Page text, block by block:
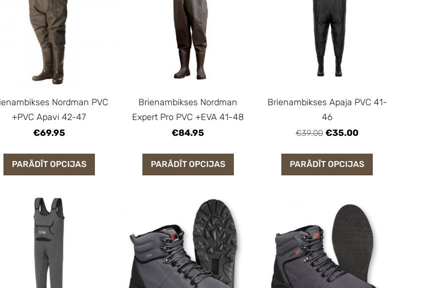
Nordman PVC
+PVC Apavi 42-47
€69.95
PARĀDĪT OPCIJAS
Brienambikses Nordman
Expert Pro PVC +EVA 41-48
€84.95
PARĀDĪT OPCIJAS
Brienambikses Apaja PVC 41-
46
€39.00 €35.00
PARĀDĪT OPCIJAS